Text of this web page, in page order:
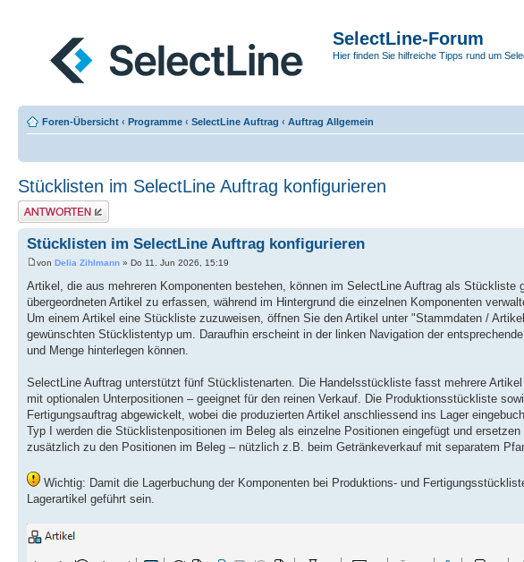
SelectLine-Forum
Hier finden Sie hilfreiche Tipps rund um
Foren-Übersicht ‹ Programme ‹ SelectLine Auftrag ‹ Auftrag Allgemein
Stücklisten im SelectLine Auftrag konfigurieren
Antwort erstellen
Stücklisten im SelectLine Auftrag konfigurieren
von Delia Zihlmann » Do 11. Jun 2026, 15:19
Artikel, die aus mehreren Komponenten bestehen, können im SelectLine Auftrag als
übergeordneten Artikel zu erfassen, während im Hintergrund die einzelnen Komponenten
Um einem Artikel eine Stückliste zuzuweisen, öffnen Sie den Artikel unter "Stammdaten /
gewünschten Stücklistentyp um. Daraufhin erscheint in der linken Navigation der
und Menge hinterlegen können.
SelectLine Auftrag unterstützt fünf Stücklistenarten. Die Handelsstückliste fasst mehrere
mit optionalen Unterpositionen – geeignet für den reinen Verkauf. Die Produktionsstückliste
Fertigungsauftrag abgewickelt, wobei die produzierten Artikel anschliessend ins Lager
Typ I werden die Stücklistenpositionen im Beleg als einzelne Positionen eingefügt und
zusätzlich zu den Positionen im Beleg – nützlich z.B. beim Getränkeverkauf mit separatem
Wichtig: Damit die Lagerbuchung der Komponenten bei Produktions- und
Lagerartikel geführt sein.